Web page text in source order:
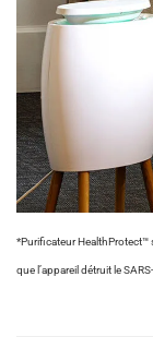
*Purificateur HealthProtect™
que l’appareil détruit le